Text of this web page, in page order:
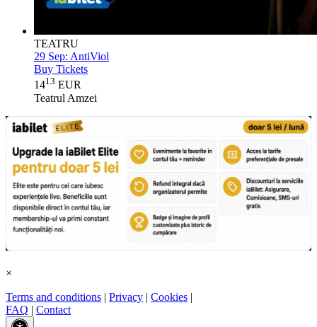
TEATRU
29 Sep: AntiViol
Buy Tickets
1413 EUR
Teatrul Amzei
×
Terms and conditions | Privacy | Cookies |
FAQ | Contact